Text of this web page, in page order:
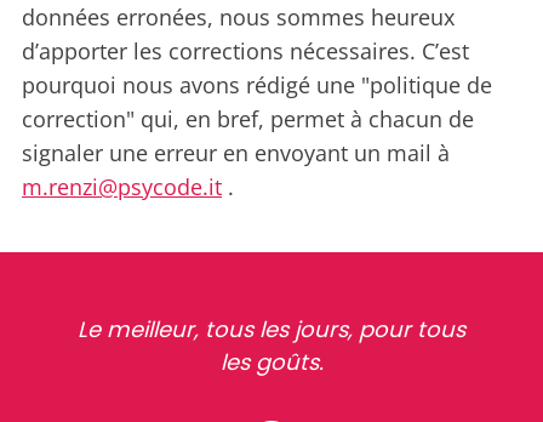
données erronées, nous sommes heureux
d’apporter les corrections nécessaires. C’est
pourquoi nous avons rédigé une "politique de
correction" qui, en bref, permet à chacun de
signaler une erreur en envoyant un mail à
m.renzi@psycode.it .
Le meilleur, tous les jours, pour tous
les goûts.